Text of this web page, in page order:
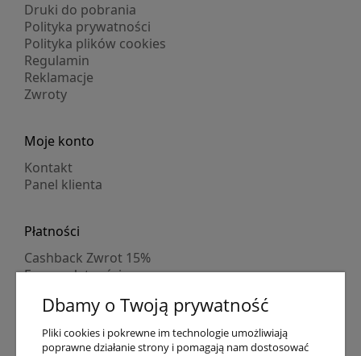
Druki do pobrania
Polityka prywatności
Polityka plików cookies
Regulamin
Reklamacje
Zwroty
Moje konto
Kontakt
Panel klienta
Płatności
Cashback Zwrot 15%
Formy płatności
Numer konta
PayPo kupujesz, nie płacisz
Progi rabatowe
Dbamy o Twoją prywatność
Pliki cookies i pokrewne im technologie umożliwiają
poprawne działanie strony i pomagają nam dostosować